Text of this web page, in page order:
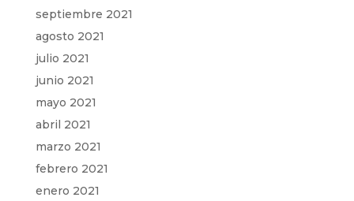
septiembre 2021
agosto 2021
julio 2021
junio 2021
mayo 2021
abril 2021
marzo 2021
febrero 2021
enero 2021